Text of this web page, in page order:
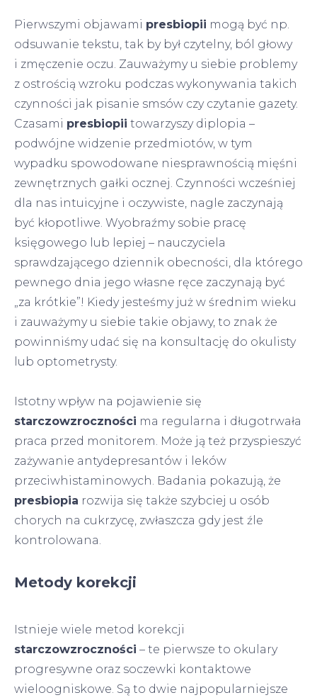
Pierwszymi objawami presbiopii mogą być np.
odsuwanie tekstu, tak by był czytelny, ból głowy
i zmęczenie oczu. Zauważymy u siebie problemy
z ostrością wzroku podczas wykonywania takich
czynności jak pisanie smsów czy czytanie gazety.
Czasami presbiopii towarzyszy diplopia –
podwójne widzenie przedmiotów, w tym
wypadku spowodowane niesprawnością mięśni
zewnętrznych gałki ocznej. Czynności wcześniej
dla nas intuicyjne i oczywiste, nagle zaczynają
być kłopotliwe. Wyobraźmy sobie pracę
księgowego lub lepiej – nauczyciela
sprawdzającego dziennik obecności, dla którego
pewnego dnia jego własne ręce zaczynają być
„za krótkie”! Kiedy jesteśmy już w średnim wieku
i zauważymy u siebie takie objawy, to znak że
powinniśmy udać się na konsultację do okulisty
lub optometrysty.
Istotny wpływ na pojawienie się
starczowzroczności ma regularna i długotrwała
praca przed monitorem. Może ją też przyspieszyć
zażywanie antydepresantów i leków
przeciwhistaminowych. Badania pokazują, że
presbiopia rozwija się także szybciej u osób
chorych na cukrzycę, zwłaszcza gdy jest źle
kontrolowana.
Metody korekcji
Istnieje wiele metod korekcji
starczowzroczności – te pierwsze to okulary
progresywne oraz soczewki kontaktowe
wieloogniskowe. Są to dwie najpopularniejsze